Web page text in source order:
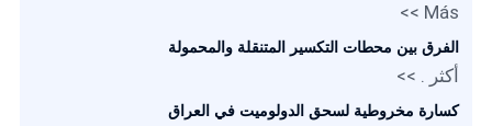
Más >>
الفرق بين محطات التكسير المتنقلة والمحمولة
أكثر . >>
كسارة مخروطية لسحق الدولوميت في العراق